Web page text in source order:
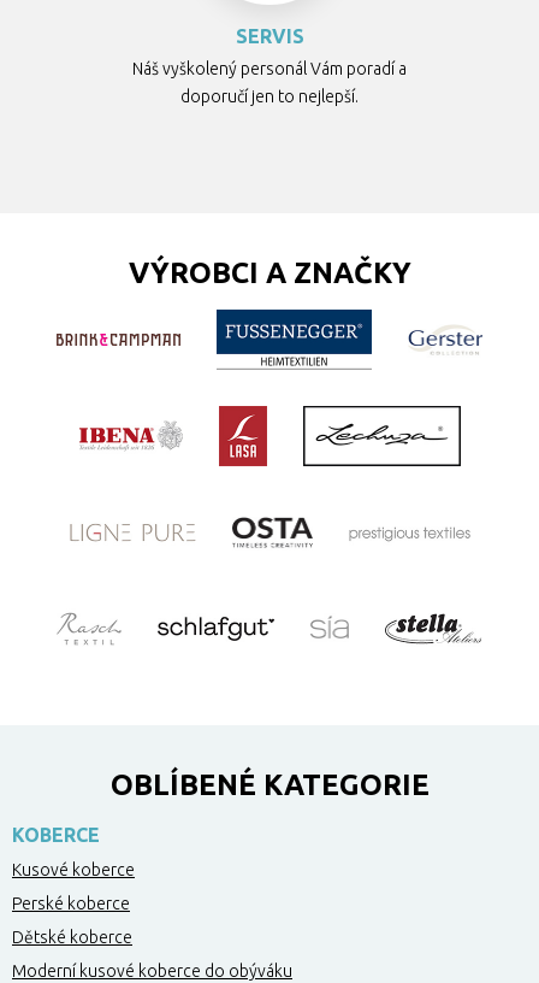
SERVIS
Náš vyškolený personál Vám poradí a
doporučí jen to nejlepší.
VÝROBCI A ZNAČKY
OBLÍBENÉ KATEGORIE
KOBERCE
Kusové koberce
Perské koberce
Dětské koberce
Moderní kusové koberce do obýváku